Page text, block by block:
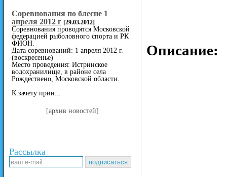
Cоревнования по блесне 1
апреля 2012 г [29.03.2012]
Соревнования проводятся Московской
федерацией рыболовного спорта и РК
ФИОН.
Дата соревнований: 1 апреля 2012 г.
(воскресенье)
Место проведения: Истринское
водохранилище, в районе села
Рождествено, Московской области.
К зачету прин...
[архив новостей]
Рассылка
Описание: